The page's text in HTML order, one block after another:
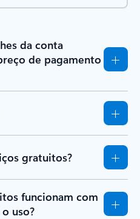
da conta
de pagamento
gratuitos?
funcionam com
uso?